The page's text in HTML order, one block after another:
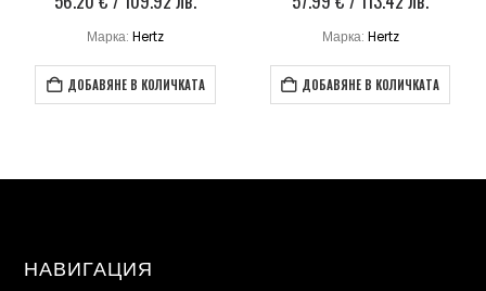
Марка:Hertz
ДОБАВЯНЕ В КОЛИЧКАТА
Марка: Hertz
ДОБАВЯНЕ В КОЛИЧКАТА
НАВИГАЦИЯ